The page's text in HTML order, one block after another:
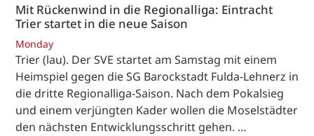
Mit Rückenwind in die Regionalliga: Eintracht
Trier startet in die neue Saison
Monday
Trier (lau). Der SVE startet am Samstag mit einem
Heimspiel gegen die SG Barockstadt Fulda-Lehnerz in
die dritte Regionalliga-Saison. Nach dem Pokalsieg
und einem verjüngten Kader wollen die Moselstädter
den nächsten Entwicklungsschritt gehen. …